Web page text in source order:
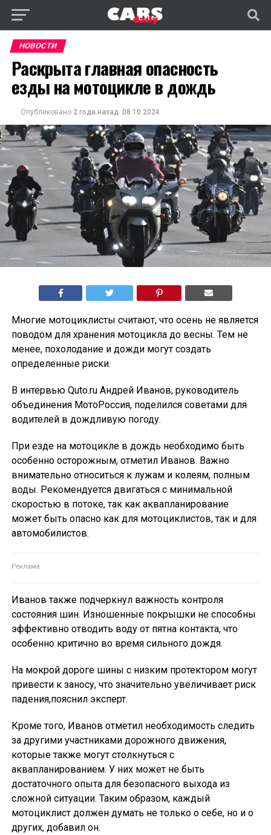
НОВОСТИ
Раскрыта главная опасность
езды на мотоцикле в дождь
Опубликовано 2 года назад 08.10.2024
Многие мотоциклисты считают, что осень не является
поводом для хранения мотоцикла до весны. Тем не
менее, похолодание и дожди могут создать
определенные риски.
В интервью Quto.ru Андрей Иванов, руководитель
объединения МотоРоссия, поделился советами для
водителей в дождливую погоду.
При езде на мотоцикле в дождь необходимо быть
особенно осторожным, отметил Иванов. Важно
внимательно относиться к лужам и колеям, полным
воды. Рекомендуется двигаться с минимальной
скоростью в потоке, так как аквапланирование
может быть опасно как для мотоциклистов, так и для
автомобилистов.
Иванов также подчеркнул важность контроля
состояния шин. Изношенные покрышки не способны
эффективно отводить воду от пятна контакта, что
особенно критично во время сильного дождя.
На мокрой дороге шины с низким протектором могут
привести к заносу, что значительно увеличивает риск
падения,пояснил эксперт.
Кроме того, Иванов отметил необходимость следить
за другими участниками дорожного движения,
которые также могут столкнуться с
аквапланированием. У них может не быть
достаточного опыта для безопасного выхода из
сложной ситуации. Таким образом, каждый
мотоциклист должен думать не только о себе, но и о
других, добавил он.